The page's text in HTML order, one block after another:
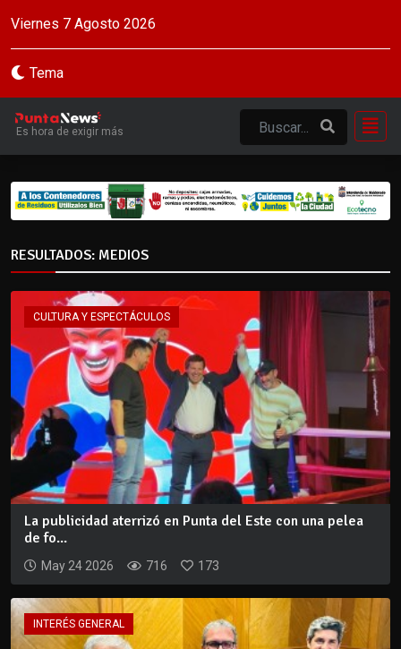
Viernes 7 Agosto 2026
Tema
Es hora de exigir más
RESULTADOS: MEDIOS
CULTURA Y ESPECTÁCULOS
La publicidad aterrizó en Punta del Este con una pelea
de fo...
May 24 2026 716 173
INTERÉS GENERAL